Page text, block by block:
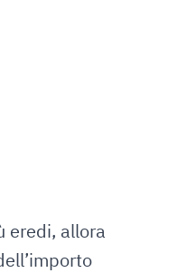
eredi, allora